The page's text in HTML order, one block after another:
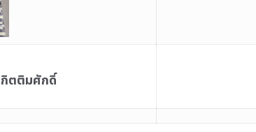
ตติมศักดิ์